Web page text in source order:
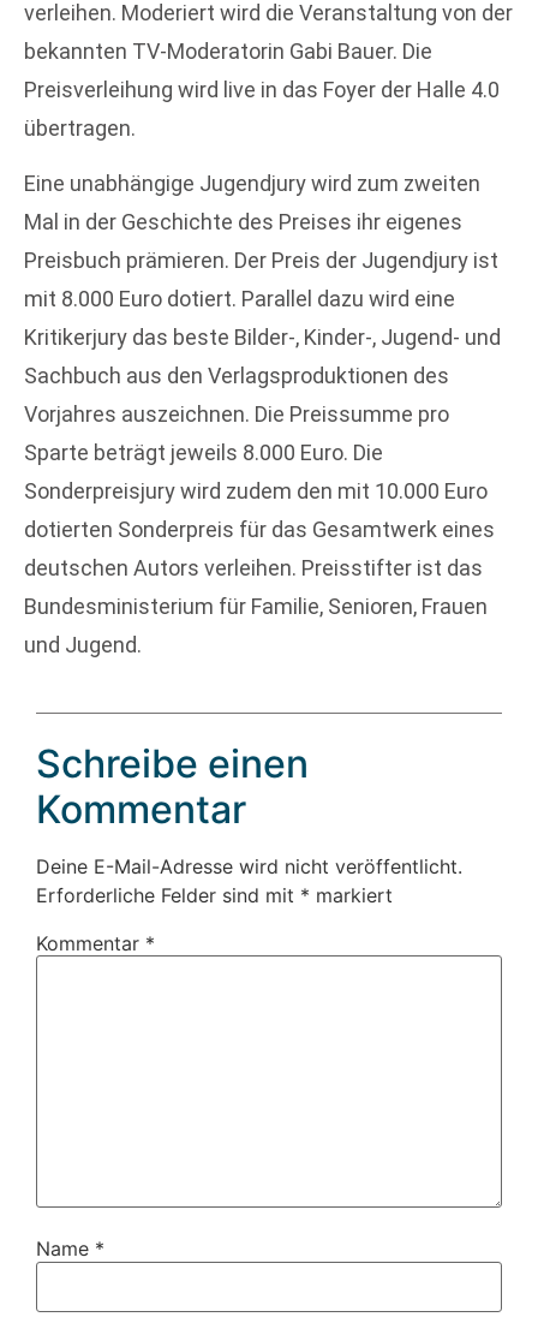
verleihen. Moderiert wird die Veranstaltung von der
bekannten TV-Moderatorin Gabi Bauer. Die
Preisverleihung wird live in das Foyer der Halle 4.0
übertragen.
Eine unabhängige Jugendjury wird zum zweiten
Mal in der Geschichte des Preises ihr eigenes
Preisbuch prämieren. Der Preis der Jugendjury ist
mit 8.000 Euro dotiert. Parallel dazu wird eine
Kritikerjury das beste Bilder-, Kinder-, Jugend- und
Sachbuch aus den Verlagsproduktionen des
Vorjahres auszeichnen. Die Preissumme pro
Sparte beträgt jeweils 8.000 Euro. Die
Sonderpreisjury wird zudem den mit 10.000 Euro
dotierten Sonderpreis für das Gesamtwerk eines
deutschen Autors verleihen. Preisstifter ist das
Bundesministerium für Familie, Senioren, Frauen
und Jugend.
Schreibe einen
Kommentar
Deine E-Mail-Adresse wird nicht veröffentlicht.
Erforderliche Felder sind mit * markiert
Kommentar *
Name *